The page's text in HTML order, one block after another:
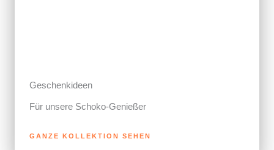
Geschenkideen
Für unsere Schoko-Genießer
GANZE KOLLEKTION SEHEN